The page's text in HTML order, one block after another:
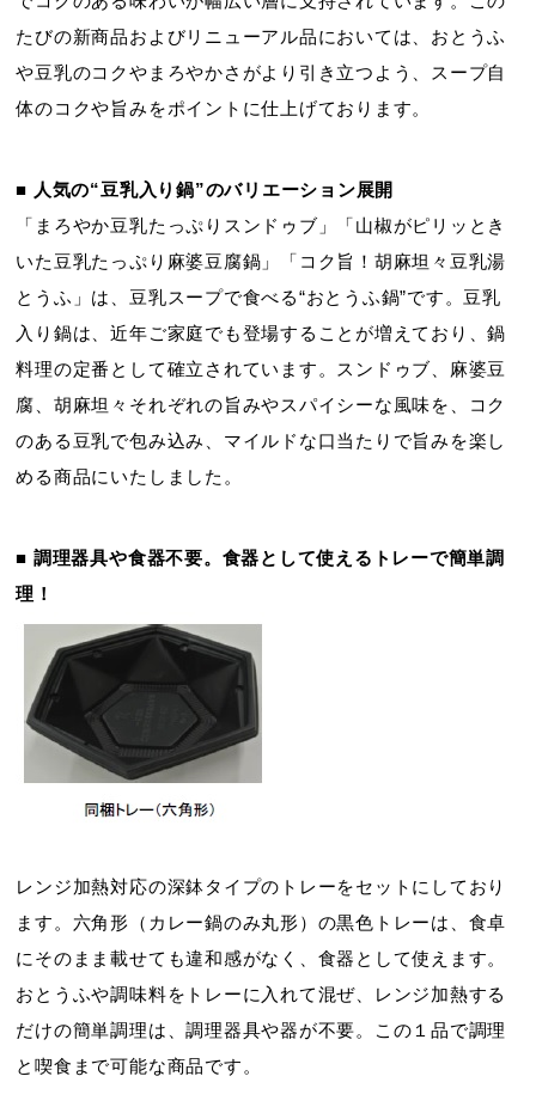
たびの新商品およびリニューアル品においては、おとうふ
や豆乳のコクやまろやかさがより引き立つよう、スープ自
体のコクや旨みをポイントに仕上げております。
■ 人気の“豆乳入り鍋”のバリエーション展開
「まろやか豆乳たっぷりスンドゥブ」「山椒がピリッとき
いた豆乳たっぷり麻婆豆腐鍋」「コク旨！胡麻坦々豆乳湯
とうふ」は、豆乳スープで食べる“おとうふ鍋”です。豆乳
入り鍋は、近年ご家庭でも登場することが増えており、鍋
料理の定番として確立されています。スンドゥブ、麻婆豆
腐、胡麻坦々それぞれの旨みやスパイシーな風味を、コク
のある豆乳で包み込み、マイルドな口当たりで旨みを楽し
める商品にいたしました。
■ 調理器具や食器不要。食器として使えるトレーで簡単調
理！
レンジ加熱対応の深鉢タイプのトレーをセットにしており
ます。六角形（カレー鍋のみ丸形）の黒色トレーは、食卓
にそのまま載せても違和感がなく、食器として使えます。
おとうふや調味料をトレーに入れて混ぜ、レンジ加熱する
だけの簡単調理は、調理器具や器が不要。この１品で調理
と喫食まで可能な商品です。